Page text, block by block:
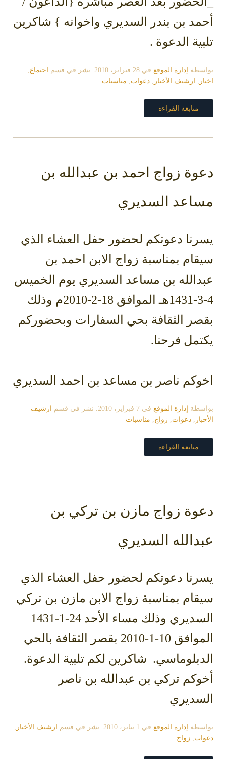
أحمد بن بندر السديري واخوانه } شاكرين
تلبية الدعوة .
بواسطة إدارة الموقع في 28 فبراير، 2010 . نشر في قسم اجتماع,
اخبار , ارشيف الأخبار , دعوات, مناسبات
متابعة القراءة
دعوة زواج احمد بن عبدالله بن
مساعد السديري
يسرنا دعوتكم لحضور حفل العشاء الذي
سيقام بمناسبة زواج الابن احمد بن
عبدالله بن مساعد السديري يوم الخميس
4-3-1431هـ الموافق 18-2-2010م وذلك
بقصر الثقافة بحي السفارات وبحضوركم
يكتمل فرحنا.
اخوكم ناصر بن مساعد بن احمد السديري
بواسطة إدارة الموقع في 7 فبراير، 2010 . نشر في قسم
ارشيف
الأخبار , دعوات, زواج, مناسبات
متابعة القراءة
دعوة زواج مازن بن تركي بن
عبدالله السديري
يسرنا دعوتكم لحضور حفل العشاء الذي
سيقام بمناسبة زواج الابن مازن بن تركي
السديري وذلك مساء الأحد 24-1-1431
الموافق 10-1-2010 بقصر الثقافة بالحي
الدبلوماسي. شاكرين لكم تلبية الدعوة.
أخوكم تركي بن عبدالله بن ناصر
السديري
بواسطة إدارة الموقع في 1 يناير، 2010 . نشر في قسم ارشيف الأخبار ,
دعوات, زواج